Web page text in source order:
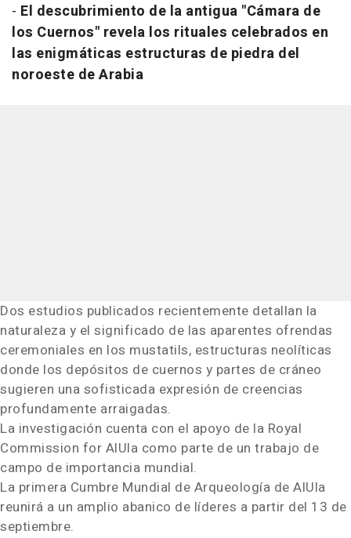
- El descubrimiento de la antigua "Cámara de
los Cuernos" revela los rituales celebrados en
las enigmáticas estructuras de piedra del
noroeste de Arabia
Dos estudios publicados recientemente detallan la
naturaleza y el significado de las aparentes ofrendas
ceremoniales en los mustatils, estructuras neolíticas
donde los depósitos de cuernos y partes de cráneo
sugieren una sofisticada expresión de creencias
profundamente arraigadas.
La investigación cuenta con el apoyo de la Royal
Commission for AlUla como parte de un trabajo de
campo de importancia mundial.
La primera Cumbre Mundial de Arqueología de AlUla
reunirá a un amplio abanico de líderes a partir del 13 de
septiembre.